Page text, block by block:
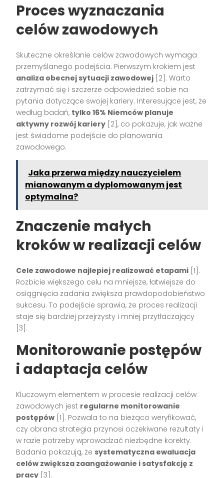
Proces wyznaczania
celów zawodowych
Skuteczne określanie celów zawodowych wymaga
przemyślanego podejścia. Pierwszym krokiem jest
analiza obecnej sytuacji zawodowej [2]. Warto
zatrzymać się i szczerze odpowiedzieć sobie na
pytania dotyczące swojej kariery. Interesujące jest, że
według badań, tylko 16% Niemców planuje
aktywny rozwój kariery [2], co pokazuje, jak ważne
jest świadome podejście do planowania
zawodowego.
Jaka przerwa między nauczycielem
mianowanym a dyplomowanym jest
optymalna?
Znaczenie małych
kroków w realizacji celów
Cele zawodowe najlepiej realizować etapami [1].
Rozbicie większego celu na mniejsze, łatwiejsze do
osiągnięcia zadania zwiększa prawdopodobieństwo
sukcesu. To podejście sprawia, że proces realizacji
staje się bardziej przejrzysty i mniej przytłaczający
[3].
Monitorowanie postępów
i adaptacja celów
Kluczowym elementem w procesie realizacji celów
zawodowych jest regularne monitorowanie
postępów [1]. Pozwala to na bieżąco weryfikować,
czy obrana strategia przynosi oczekiwane rezultaty i
w razie potrzeby wprowadzać niezbędne korekty.
Badania pokazują, że systematyczna ewaluacja
celów zwiększa zaangażowanie i satysfakcję z
pracy [3].